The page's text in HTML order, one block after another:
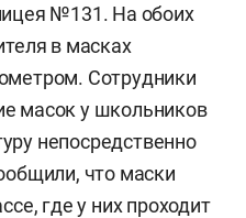
№131. На обоих
в масках
Сотрудники
масок у школьников
непосредственно
что маски
где у них проходит